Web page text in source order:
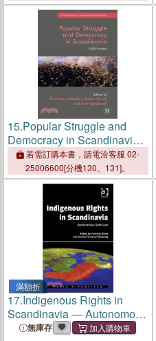
15.Popular Struggle and
Democracy in Scandinavia
─ 1700-present
若需訂購本書，請電洽客服 02-
25006600[分機130、131]。
滿額折
17.Indigenous Rights in
Scandinavia ― Autonomous
Sami Law
無庫存